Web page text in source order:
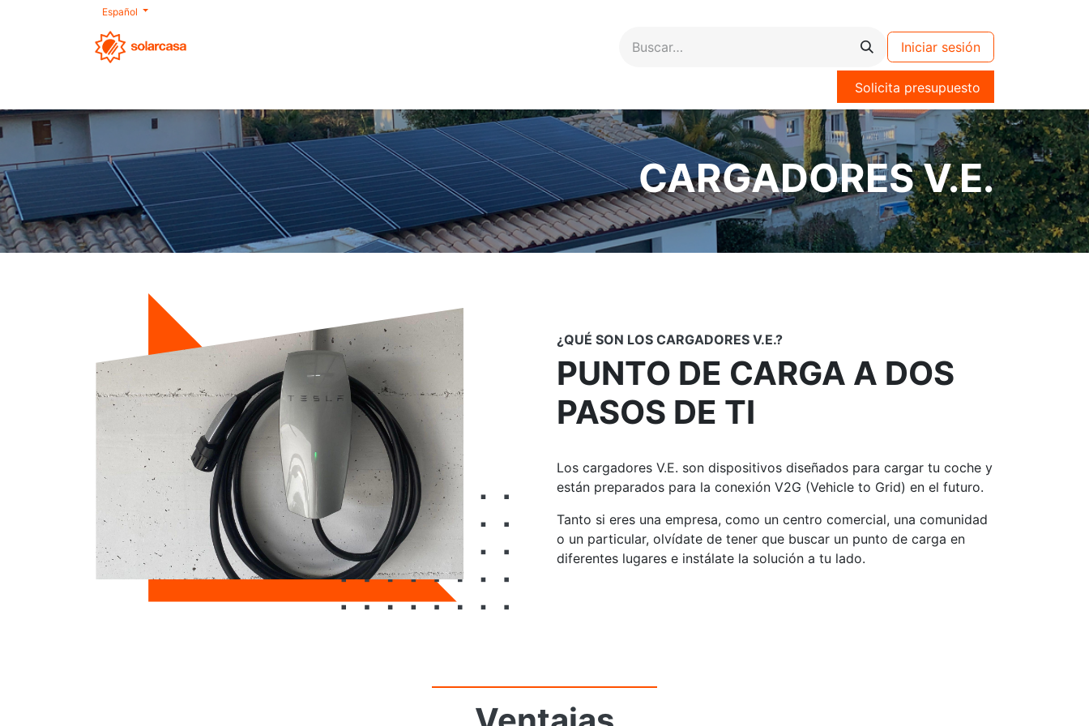
Español
Iniciar sesión
Solicita presupuesto
CARGADORES V.E.
¿QUÉ SON LOS CARGADORES V.E.?
PUNTO DE CARGA A DOS
PASOS DE TI
Los cargadores V.E. son dispositivos diseñados para cargar tu coche y
están preparados para la conexión V2G (Vehicle to Grid) en el futuro.
Tanto si eres una empresa, como un centro comercial, una comunidad
o un particular, olvídate de tener que buscar un punto de carga en
diferentes lugares e instálate la solución a tu lado.